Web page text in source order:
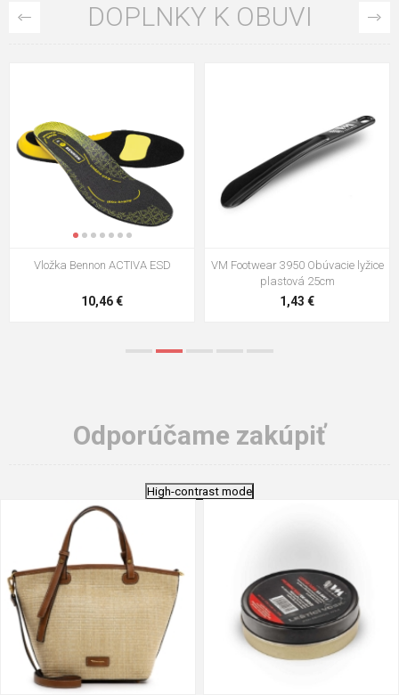
DOPLNKY K OBUVI
VM Footwear 3009 Vkladacia
5,21 €
VM Footwear 3102 Šnúrky ploché
0,79 €
Odporúčame zakúpiť
High-contrast mode